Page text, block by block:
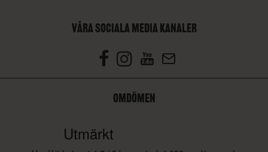
VÅRA SOCIALA MEDIA KANALER
OMDÖMEN